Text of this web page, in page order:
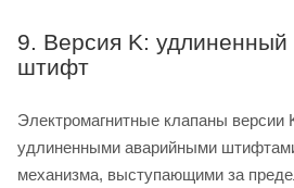
9. Версия K:
штифт
Электромагнитные клапаны версии
удлиненными аварийными
механизма, выступающими за